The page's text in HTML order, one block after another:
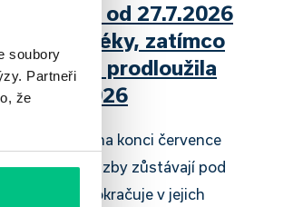
soubory
Partneři
že
Bank od 27.7.2026
hypotéky, zatímco
prodloužila
do 6.9.2026
hypoteční trh na konci července
že sazby zůstávají pod
část bank pokračuje v jejich